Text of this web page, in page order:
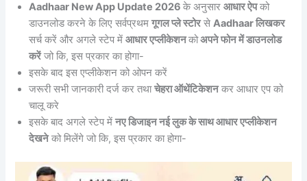
Aadhaar New App Update 2026के अनुसारआधार ऐपको
डाउनलोड करने के लिए सर्वप्रथमगूगल प्ले स्टोरसेAadhaar लिखकर
सर्च करें और अगले स्टेप मेंआधार एप्लीकेशनकोअपने फोन में डाउनलोड
करेंजो कि, इस प्रकार का होगा-
इसके बाद इस एप्लीकेशन को ओपन करें
जरूरी सभी जानकारी दर्ज कर तथाचेहरा ऑथेंटिकेशनकर आधार एप को
चालू करे
इसके बाद अगले स्टेप मेंनए डिजाइन नई लुक के साथ आधार एप्लीकेशन
देखनेको मिलेंगे जो कि, इस प्रकार का होगा-